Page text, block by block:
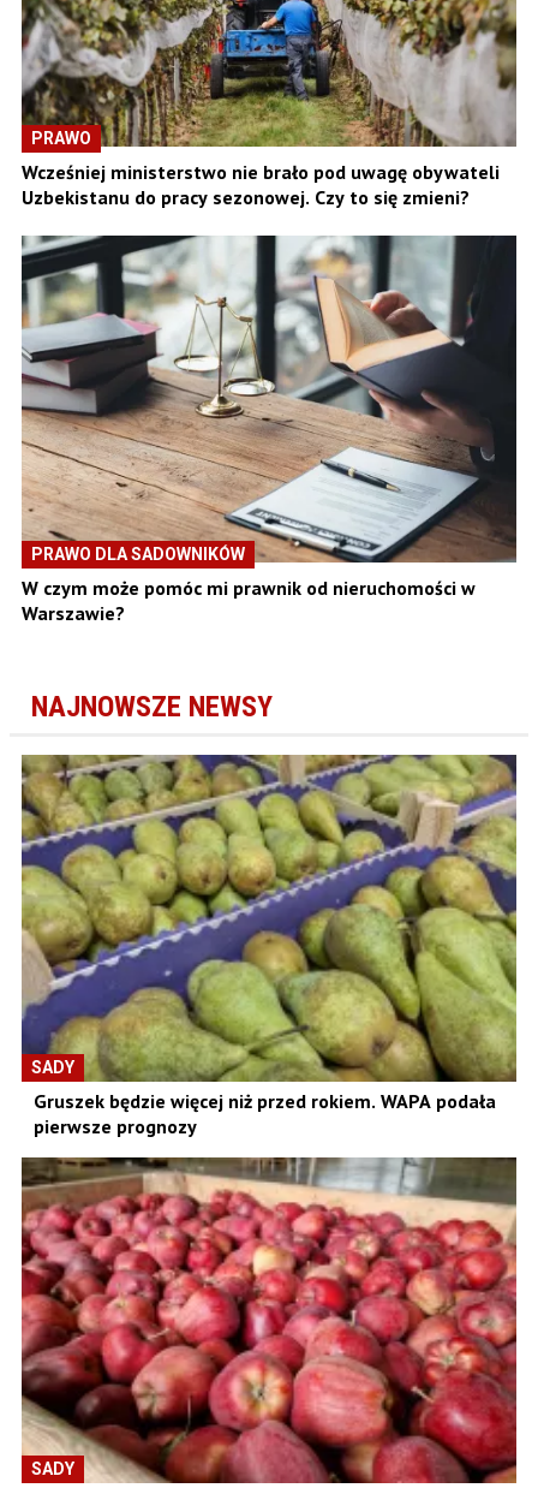
PRAWO
Wcześniej ministerstwo nie brało pod uwagę obywateli
Uzbekistanu do pracy sezonowej. Czy to się zmieni?
PRAWO DLA SADOWNIKÓW
W czym może pomóc mi prawnik od nieruchomości w
Warszawie?
NAJNOWSZE NEWSY
SADY
Gruszek będzie więcej niż przed rokiem. WAPA podała
pierwsze prognozy
SADY